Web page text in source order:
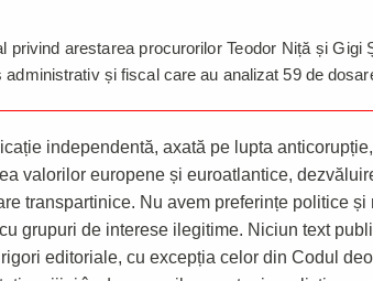
privind arestarea procurorilor Teodor Niță și Gigi
și fiscal care au analizat 59 de
independentă, axată pe lupta
valorilor europene și euroatlantice,
transpartinice. Nu avem preferințe politice și
grupuri de interese ilegitime. Niciun text
editoriale, cu excepția celor din Codul